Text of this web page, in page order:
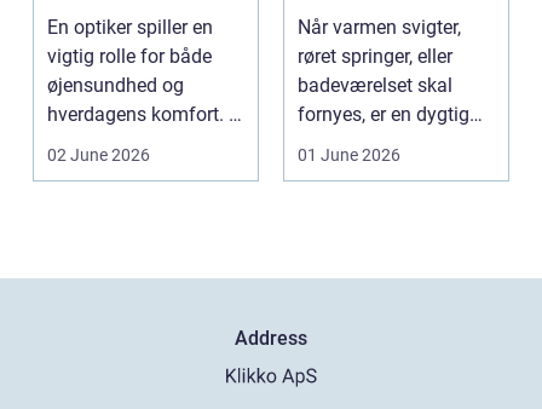
byen
En optiker spiller en
vigtig rolle for både
øjensundhed og
hverdagens komfort. I
en by som Aarhus, h...
02 June 2026
installatør
Når varmen svigter,
røret springer, eller
badeværelset skal
fornyes, er en dygtig
VVS-installatør gu...
01 June 2026
Address